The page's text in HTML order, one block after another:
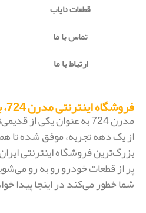
قطعات نایاب
تماس با ما
ارتباط با ما
فروشگاه اینترنتی مدرن 724، بررسی، انتخاب و خرید آنلاین
مدرن 724 به عنوان یکی
از یک دهه تجربه، موفق شده تا
پر از قطعات خودرو رو به رو
شما خطور می‌کند در اینجا پیدا